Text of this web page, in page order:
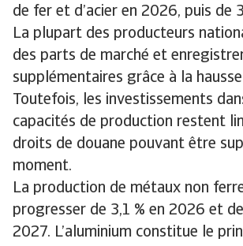
de fer et d’acier en 2026, puis de
La plupart des producteurs
des parts de marché et
supplémentaires grâce à la
Toutefois, les investissements
capacités de production restent
droits de douane pouvant être
moment.
La production de métaux non
progresser de 3,1 % en 2026 et
2027. L’aluminium constitue le